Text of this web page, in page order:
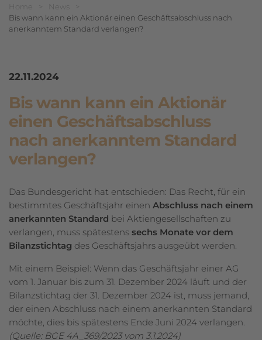
Breadcrumbnavigation
Sie befinden sich hier:
Home News
Bis wann kann ein Aktionär einen Geschäftsabschluss nach
anerkanntem Standard verlangen?
22.11.2024
Bis wann kann ein Aktionär
einen Geschäftsabschluss
nach anerkanntem Standard
verlangen?
Das Bundesgericht hat entschieden: Das Recht, für ein
bestimmtes Geschäftsjahr einen Abschluss nach einem
anerkannten Standard bei Aktiengesellschaften zu
verlangen, muss spätestens sechs Monate vor dem
Bilanzstichtag des Geschäftsjahrs ausgeübt werden.
Mit einem Beispiel: Wenn das Geschäftsjahr einer AG
vom 1. Januar bis zum 31. Dezember 2024 läuft und der
Bilanzstichtag der 31. Dezember 2024 ist, muss jemand,
der einen Abschluss nach einem anerkannten Standard
möchte, dies bis spätestens Ende Juni 2024 verlangen.
(Quelle: BGE 4A_369/2023 vom 3.1.2024)